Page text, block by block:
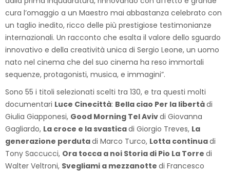
cura l’omaggio a un Maestro mai abbastanza celebrato con
un taglio inedito, ricco delle più prestigiose testimonianze
internazionali. Un racconto che esalta il valore dello sguardo
innovativo e della creatività unica di Sergio Leone, un uomo
nato nel cinema che del suo cinema ha reso immortali
sequenze, protagonisti, musica, e immagini”.
Sono 55 i titoli selezionati scelti tra 130, e tra questi molti
documentari Luce Cinecittà: Bella ciao Per la libertàdi
Giulia Giapponesi, Good Morning Tel Avivdi Giovanna
Gagliardo, La croce e la svasticadi Giorgio Treves, La
generazione perdutadi Marco Turco, Lotta continuadi
Tony Saccucci, Ora tocca a noi Storia di Pio La Torre di
Walter Veltroni, Svegliami a mezzanotte di Francesco